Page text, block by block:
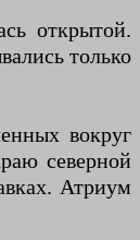
открытой.
только
вокруг
северной
Атриум